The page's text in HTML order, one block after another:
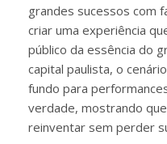
grandes sucessos com
criar uma experiência
público da essência do
capital paulista, o
fundo para
verdade, mostrando
reinventar sem perder